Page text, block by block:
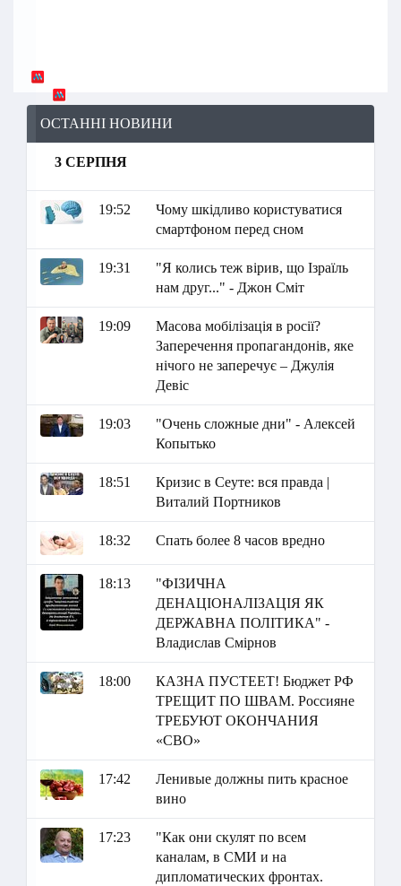
ОСТАННІ НОВИНИ
3 СЕРПНЯ
19:52
Чому шкідливо користуватися
смартфоном перед сном
19:31
"Я колись теж вірив, що Ізраїль
нам друг..." - Джон Сміт
19:09
Масова мобілізація в росії?
Заперечення пропагандонів, яке
нічого не заперечує – Джулія
Девіс
19:03
"Очень сложные дни" - Алексей
Копытько
18:51
Кризис в Сеуте: вся правда |
Виталий Портников
18:32 Спать более 8 часов вредно
18:13
"ФІЗИЧНА
ДЕНАЦІОНАЛІЗАЦІЯ ЯК
ДЕРЖАВНА ПОЛІТИКА" -
Владислав Смірнов
18:00
КАЗНА ПУСТЕЕТ! Бюджет РФ
ТРЕЩИТ ПО ШВАМ. Россияне
ТРЕБУЮТ ОКОНЧАНИЯ
«СВО»
17:42
Ленивые должны пить красное
вино
17:23
"Как они скулят по всем
каналам, в СМИ и на
дипломатических фронтах.